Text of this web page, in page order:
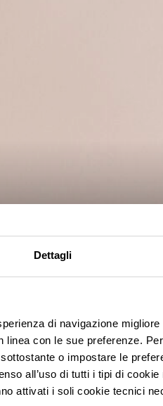
Dettagli
di navigazione
con le sue preferenze.
o impostare le
all’uso di tutti i tipi di
attivati i soli cookie tecnici
MASERATI STORE